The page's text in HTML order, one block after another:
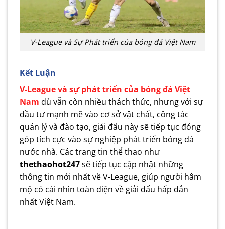
V-League và Sự Phát triển của bóng đá Việt Nam
Kết Luận
V-League và sự phát triển của bóng đá Việt
Nam dù vẫn còn nhiều thách thức, nhưng với sự
đầu tư mạnh mẽ vào cơ sở vật chất, công tác
quản lý và đào tạo, giải đấu này sẽ tiếp tục đóng
góp tích cực vào sự nghiệp phát triển bóng đá
nước nhà. Các trang tin thể thao như
thethaohot247sẽ tiếp tục cập nhật những
thông tin mới nhất về V-League, giúp người hâm
mộ có cái nhìn toàn diện về giải đấu hấp dẫn
nhất Việt Nam.